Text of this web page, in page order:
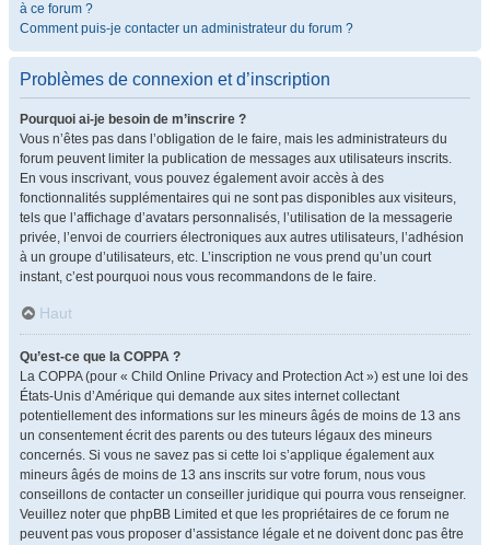
à ce forum ?
Comment puis-je contacter un administrateur du forum ?
Problèmes de connexion et d’inscription
Pourquoi ai-je besoin de m’inscrire ?
Vous n’êtes pas dans l’obligation de le faire, mais les administrateurs du
forum peuvent limiter la publication de messages aux utilisateurs inscrits.
En vous inscrivant, vous pouvez également avoir accès à des
fonctionnalités supplémentaires qui ne sont pas disponibles aux visiteurs,
tels que l’affichage d’avatars personnalisés, l’utilisation de la messagerie
privée, l’envoi de courriers électroniques aux autres utilisateurs, l’adhésion
à un groupe d’utilisateurs, etc. L’inscription ne vous prend qu’un court
instant, c’est pourquoi nous vous recommandons de le faire.
Haut
Qu’est-ce que la COPPA ?
La COPPA (pour « Child Online Privacy and Protection Act ») est une loi des
États-Unis d’Amérique qui demande aux sites internet collectant
potentiellement des informations sur les mineurs âgés de moins de 13 ans
un consentement écrit des parents ou des tuteurs légaux des mineurs
concernés. Si vous ne savez pas si cette loi s’applique également aux
mineurs âgés de moins de 13 ans inscrits sur votre forum, nous vous
conseillons de contacter un conseiller juridique qui pourra vous renseigner.
Veuillez noter que phpBB Limited et que les propriétaires de ce forum ne
peuvent pas vous proposer d’assistance légale et ne doivent donc pas être